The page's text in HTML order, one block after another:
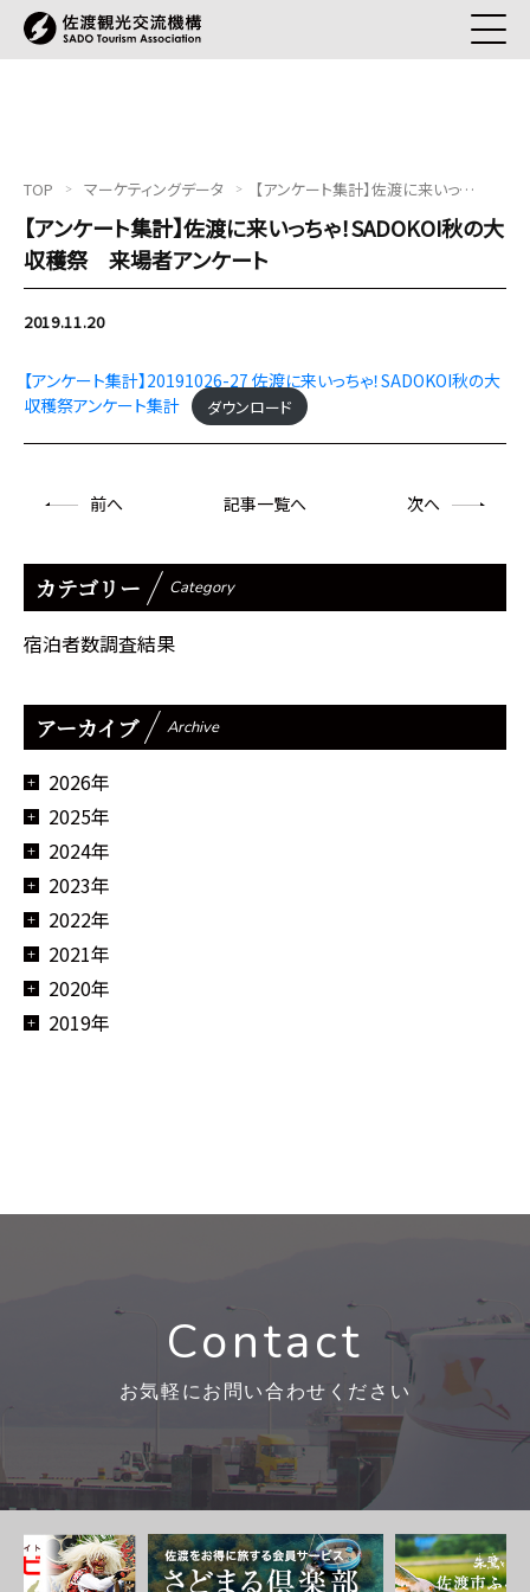
TOP マーケティングデータ 【アンケート集計】佐渡に来いっちゃ！SADOKOI秋の大収穫祭 来場者アンケート
【アンケート集計】佐渡に来いっちゃ！SADOKOI秋の大
収穫祭 来場者アンケート
2019.11.20
【アンケート集計】20191026-27 佐渡に来いっちゃ！SADOKOI秋の大
収穫祭アンケート集計
ダウンロード
前へ 記事一覧へ 次へ
カテゴリー Category
宿泊者数調査結果
アーカイブ Archive
2026年
2025年
2024年
2023年
2022年
2021年
2020年
2019年
Contact
お気軽にお問い合わせください